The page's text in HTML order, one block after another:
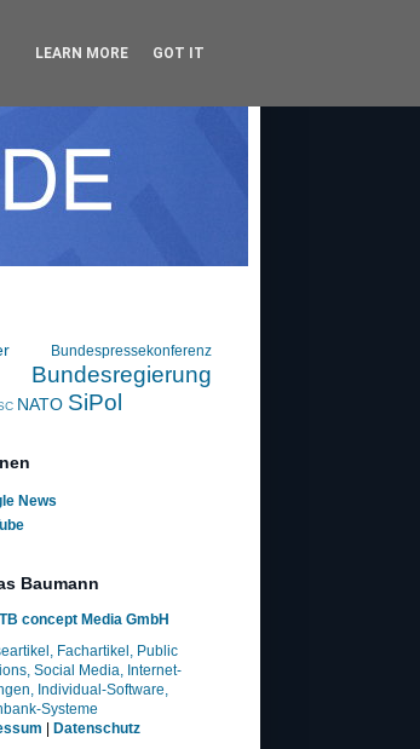
Bundespressekonferenz
Bundesregierung
NATO SiPol
News
Baumann
concept Media GmbH
Fachartikel, Public
Social Media, Internet-
Individual-Software,
Systeme
Datenschutz
LEARN MORE GOT IT